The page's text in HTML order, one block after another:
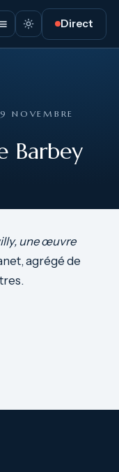
Direct
NOVEMBRE
Barbey
une œuvre
agrégé de